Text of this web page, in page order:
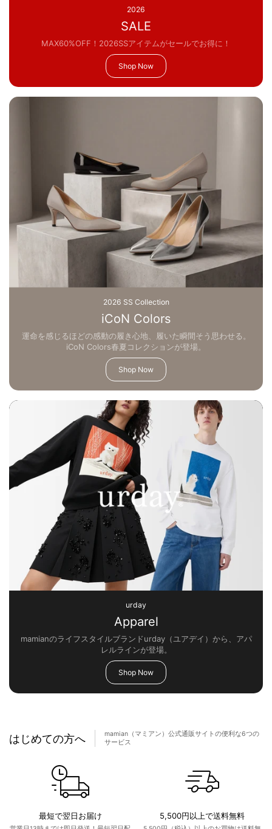
2026
SALE
MAX60%OFF！2026SSアイテムがセールでお得に！
Shop Now
2026 SS Collection
iCoN Colors
運命を感じるほどの感動の履き心地、履いた瞬間そう思わせる。
iCoN Colors春夏コレクションが登場。
Shop Now
urday
Apparel
mamianのライフスタイルブランドurday（ユアデイ）から、アパ
レルラインが登場。
Shop Now
はじめての方へ
mamian（マミアン）公式通販サイトの便利な6つの
サービス
最短で翌日お届け 5,500円以上で送料無料